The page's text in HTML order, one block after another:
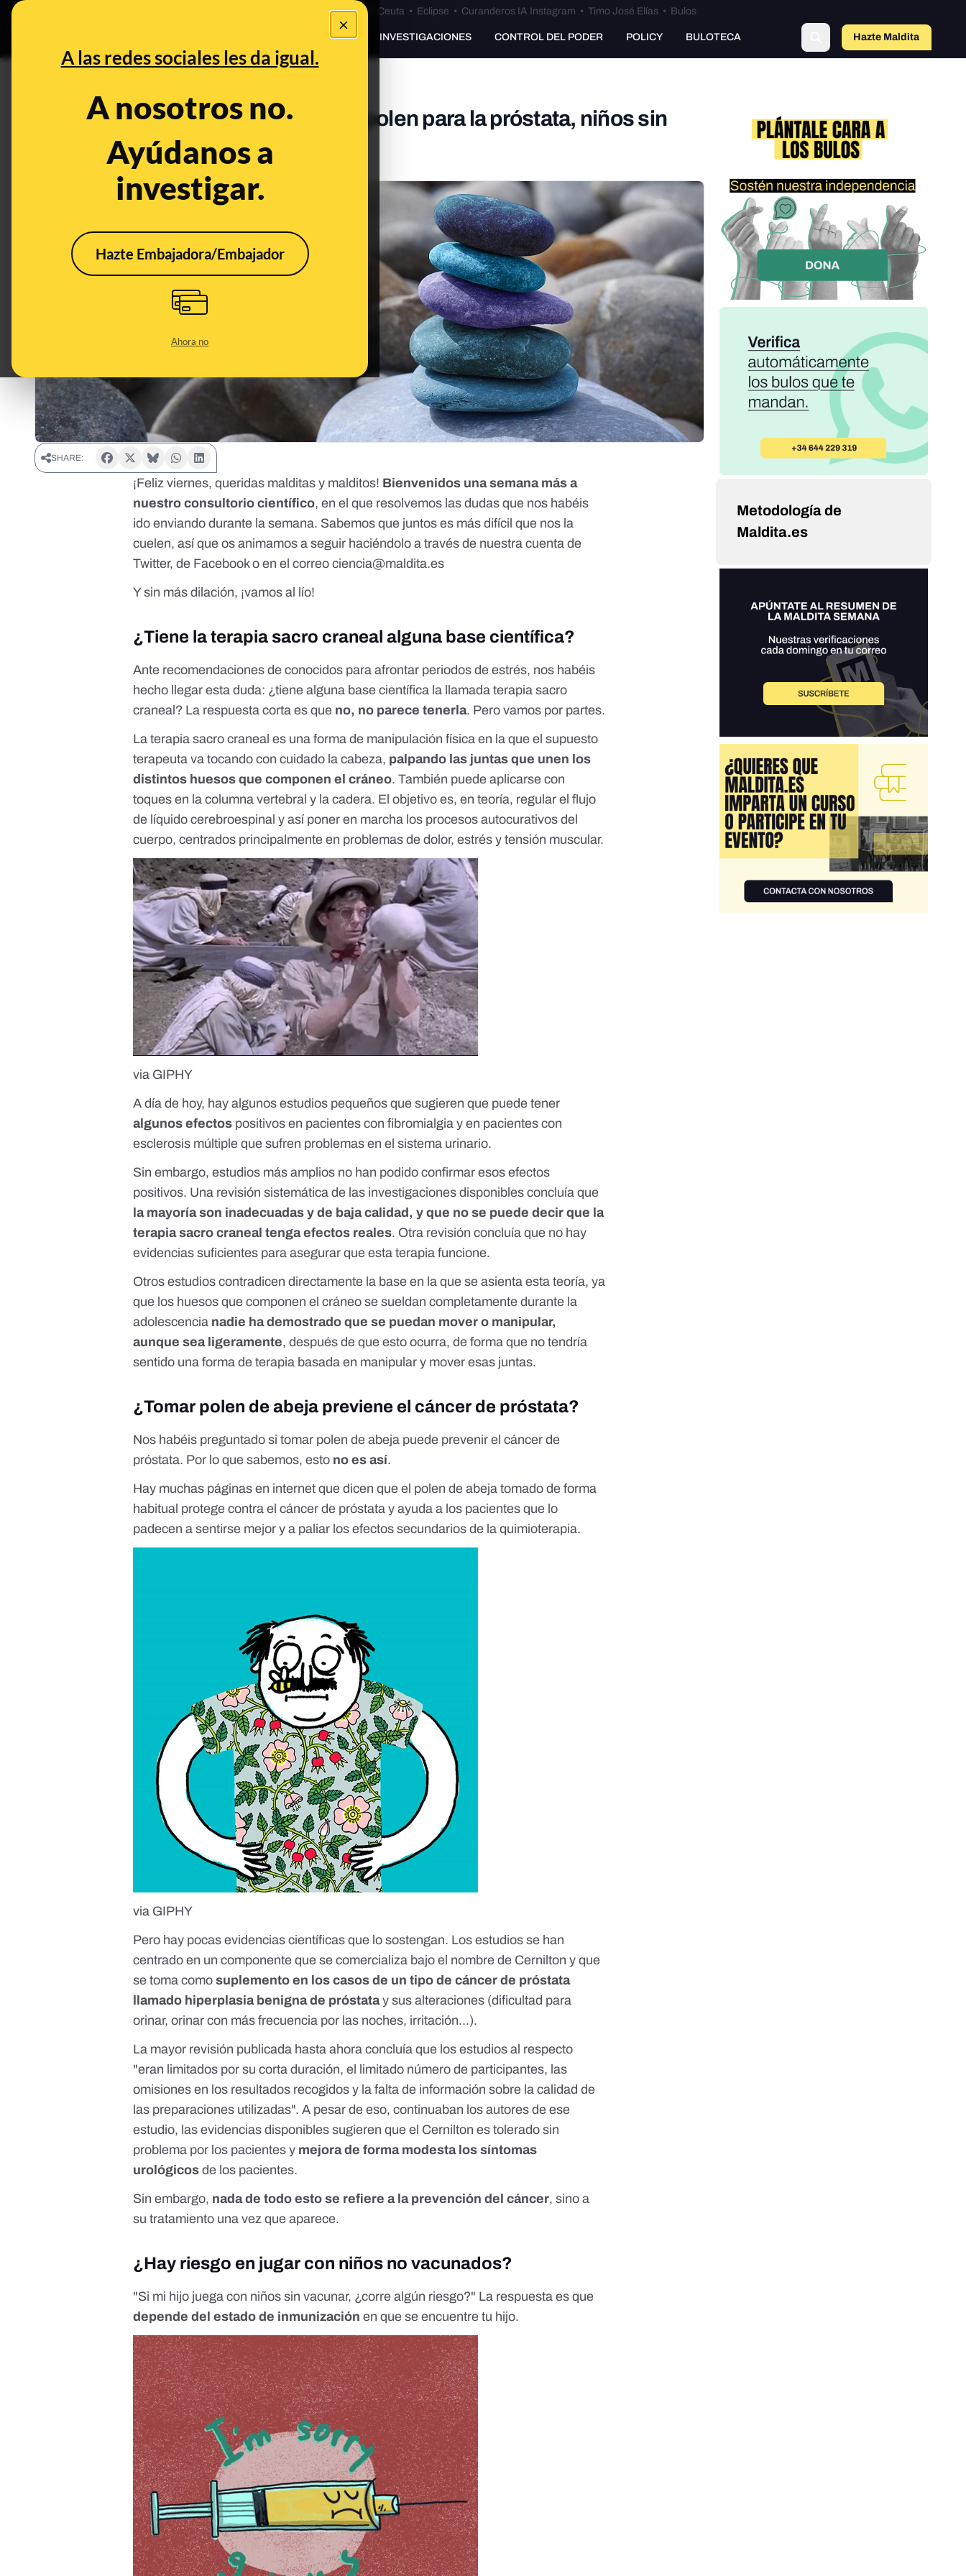
×
A las redes sociales les da igual.
A nosotros no.
Ayúdanos a
investigar.
Hazte Embajadora/Embajador
Ahora no
Especial Ceuta•Bulos Ceuta • Eclipse • Curanderos IA Instagram • Timo José Elías • Bulos
PREBUNKING INVESTIGACIONES CONTROL DEL PODER POLICY BULOTECA Hazte Maldito
IX Consultorio de Maldita Ciencia: polen para la próstata, niños sin
vacunar y mucho feng fu
Sep 7, 2018, 7:15:47 AM
SHARE:
¡Feliz viernes, queridas malditas y malditos! Bienvenidos una semana más a
nuestro consultorio científico, en el que resolvemos las dudas que nos habéis
ido enviando durante la semana. Sabemos que juntos es más difícil que nos la
cuelen, así que os animamos a seguir haciéndolo a través de nuestra cuenta de
Twitter, de Facebook o en el correociencia@maldita.es
Y sin más dilación, ¡vamos al lío!
¿Tiene la terapia sacro craneal alguna base científica?
Ante recomendaciones de conocidos para afrontar periodos de estrés, nos habéis
hecho llegar esta duda: ¿tiene alguna base científica la llamada terapia sacro
craneal? La respuesta corta es que no, no parece tenerla. Pero vamos por partes.
La terapia sacro craneal es una forma de manipulación física en la que el supuesto
terapeuta va tocando con cuidado la cabeza, palpando las juntas que unen los
distintos huesos que componen el cráneo. También puede aplicarse con
toques en la columna vertebral y la cadera. El objetivo es, en teoría, regular el flujo
de líquido cerebroespinal y así poner en marcha los procesos autocurativos del
cuerpo, centrados principalmente en problemas de dolor, estrés y tensión muscular.
via GIPHY
A día de hoy, hay algunos estudios pequeños que sugieren que puede tener
algunos efectos positivosen pacientes con fibromialgia y en pacientes con
esclerosis múltiple que sufren problemas en el sistema urinario.
Sin embargo, estudios más amplios no han podido confirmar esos efectos
positivos. Una revisión sistemática de las investigaciones disponibles concluía que
la mayoría son inadecuadas y de baja calidad, y que no se puede decir que la
terapia sacro craneal tenga efectos reales. Otra revisión concluía que no hay
evidencias suficientes para asegurar que esta terapia funcione.
Otrosestudios contradicen directamente la base en la que se asienta esta teoría, ya
que los huesos que componen el cráneo se sueldan completamente durante la
adolescencia nadie ha demostrado que se puedan mover o manipular,
aunque sea ligeramente, después de que esto ocurra, de forma que no tendría
sentido una forma de terapia basada en manipular y mover esas juntas.
¿Tomar polen de abeja previene el cáncer de próstata?
Nos habéis preguntado si tomar polen de abeja puede prevenir el cáncer de
próstata. Por lo que sabemos, esto no es así.
Hay muchas páginas en internet que dicen que el polen de abeja tomado de forma
habitual protege contra el cáncer de próstata y ayuda a los pacientes que lo
padecen a sentirse mejor y a paliar los efectos secundarios de la quimioterapia.
via GIPHY
Pero hay pocas evidencias científicas que lo sostengan. Los estudios se han
centrado en un componente que se comercializa bajo el nombre de Cernilton y que
se toma comosuplemento en los casos de un tipo de cáncer de próstata
llamado hiperplasia benigna de próstatay sus alteraciones (dificultad para
orinar, orinar con más frecuencia por las noches, irritación...).
La mayor revisión publicada hasta ahora concluía que los estudios al respecto
"eran limitados por su corta duración, el limitado número de participantes, las
omisiones en los resultados recogidos y la falta de información sobre la calidad de
las preparaciones utilizadas". A pesar de eso, continuaban los autores de ese
estudio, las evidencias disponibles sugieren que el Cernilton es tolerado sin
problema por los pacientes y mejora de forma modesta los síntomas
urológicos de los pacientes.
Sin embargo, nada de todo esto se refiere a la prevención del cáncer, sino a
su tratamiento una vez que aparece.
¿Hay riesgo en jugar con niños no vacunados?
"Si mi hijo juega con niños sin vacunar, ¿corre algún riesgo?" La respuesta es que
depende del estado de inmunización en que se encuentre tu hijo.
Metodología de
Maldita.es